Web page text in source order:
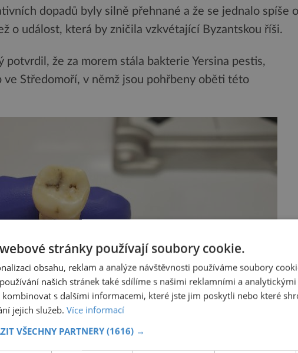
dopadů byly silně přehnané a že se jednalo spíše o
o událost, která by zničila vzkvétající Byzantskou říši.
potvrdil, že za morem stála bakterie Yersina pestis,
Středomoří, v němž jsou pohřbeny oběti této
hrobu v Džaraši, zdroj: Greg O’Corry Crowe
stránky používají soubory cookie.
obsahu, reklam a analýze návštěvnosti používáme soubory
našich stránek také sdílíme s našimi reklamními a
s dalšími informacemi, které jste jim poskytli nebo které
jejich služeb. Více informací
VŠECHNY PARTNERY (1616) →